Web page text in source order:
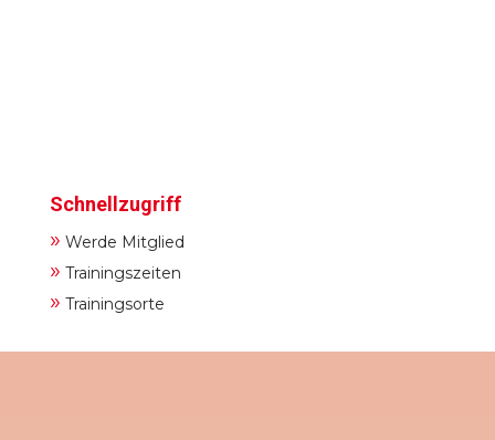
Schnellzugriff
» Werde Mitglied
» Trainingszeiten
» Trainingsorte